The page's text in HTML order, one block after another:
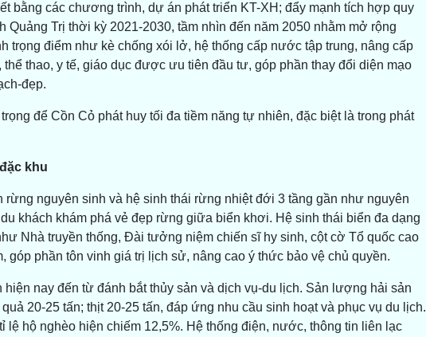
bằng các chương trình, dự án phát triển KT-XH; đẩy mạnh tích hợp quy
Quảng Trị thời kỳ 2021-2030, tầm nhìn đến năm 2050 nhằm mở rộng
trọng điểm như kè chống xói lở, hệ thống cấp nước tập trung, nâng cấp
thể thao, y tế, giáo dục được ưu tiên đầu tư, góp phần thay đổi diện mạo
đẹp.
để Cồn Cỏ phát huy tối đa tiềm năng tự nhiên, đặc biệt là trong phát
khu
nguyên sinh và hệ sinh thái rừng nhiệt đới 3 tầng gần như nguyên
khách khám phá vẻ đẹp rừng giữa biển khơi. Hệ sinh thái biển đa dạng
Nhà truyền thống, Đài tưởng niệm chiến sĩ hy sinh, cột cờ Tổ quốc cao
góp phần tôn vinh giá trị lịch sử, nâng cao ý thức bảo vệ chủ quyền.
nay đến từ đánh bắt thủy sản và dịch vụ-du lịch. Sản lượng hải sản
20-25 tấn; thịt 20-25 tấn, đáp ứng nhu cầu sinh hoạt và phục vụ du lịch.
lệ hộ nghèo hiện chiếm 12,5%. Hệ thống điện, nước, thông tin liên lạc